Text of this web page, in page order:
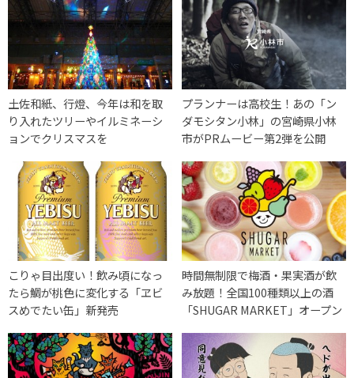
土佐和紙、行燈、今年は和を取
り入れたツリーやイルミネーシ
ョンでクリスマスを
プランナーは高校生！あの「ン
ダモシタン小林」の宮崎県小林
市がPRムービー第2弾を公開
こりゃ目出度い！飲み頃になっ
たら鯛が桃色に変化する「ヱビ
スめでたい缶」新発売
時間無制限で梅酒・果実酒が飲
み放題！全国100種類以上の酒
「SHUGAR MARKET」オープン